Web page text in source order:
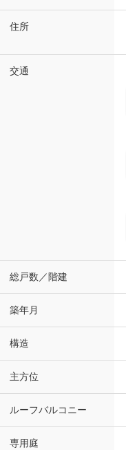
住所
交通
総戸数／階建
築年月
構造
主方位
ルーフバルコニー
専用庭